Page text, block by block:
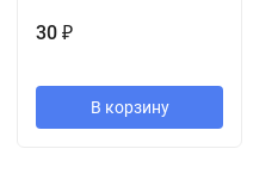
30 ₽
В корзину